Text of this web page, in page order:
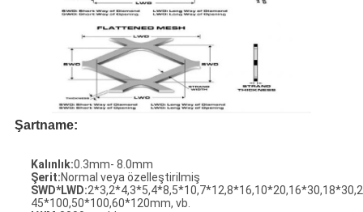
Şartname:
Kalınlık:0.3mm- 8.0mm
Şerit:Normal veya özelleştirilmiş
SWD*LWD:
45*100,50*100,60*120mm, vb.